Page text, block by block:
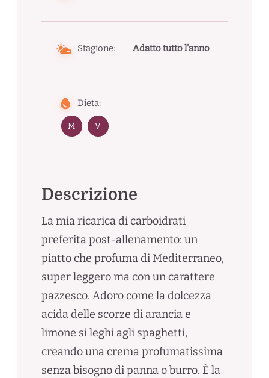
Stagione: Adatto tutto l'anno
Dieta:
M V
Descrizione
La mia ricarica di carboidrati
preferita post-allenamento: un
piatto che profuma di Mediterraneo,
super leggero ma con un carattere
pazzesco. Adoro come la dolcezza
acida delle scorze di arancia e
limone si leghi agli spaghetti,
creando una crema profumatissima
senza bisogno di panna o burro. È la